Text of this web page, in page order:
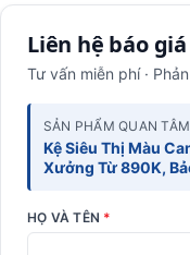
Liên hệ báo giá
Tư vấn miễn phí ·
SẢN PHẨM QUAN TÂM
Kệ Siêu Thị Màu
Xưởng Từ 890K,
HỌ VÀ TÊN *